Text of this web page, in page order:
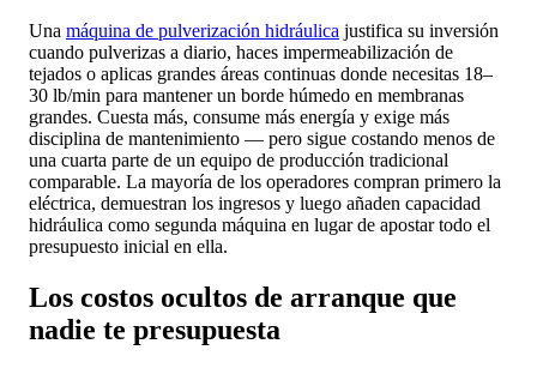
Una máquina de pulverización hidráulica justifica su inversión
cuando pulverizas a diario, haces impermeabilización de
tejados o aplicas grandes áreas continuas donde necesitas 18–
30 lb/min para mantener un borde húmedo en membranas
grandes. Cuesta más, consume más energía y exige más
disciplina de mantenimiento — pero sigue costando menos de
una cuarta parte de un equipo de producción tradicional
comparable. La mayoría de los operadores compran primero la
eléctrica, demuestran los ingresos y luego añaden capacidad
hidráulica como segunda máquina en lugar de apostar todo el
presupuesto inicial en ella.
Los costos ocultos de arranque que
nadie te presupuesta